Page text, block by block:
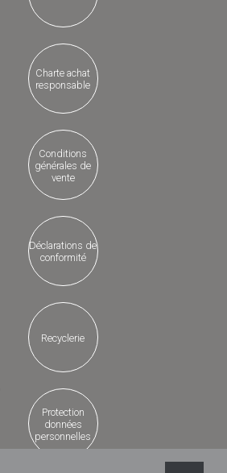
Charte achat
responsable
Conditions
générales de
vente
Déclarations de
conformité
Recyclerie
Protection
données
personnelles